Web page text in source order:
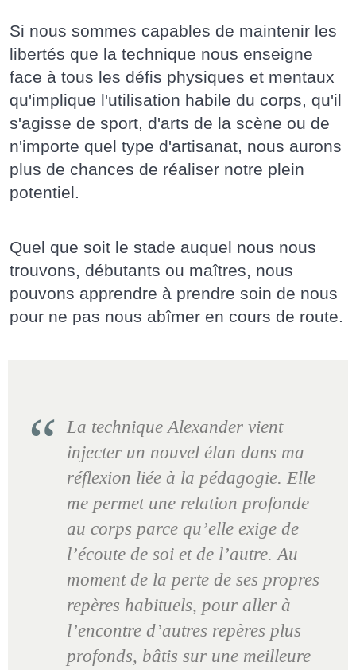
Si nous sommes capables de maintenir les
libertés que la technique nous enseigne
face à tous les défis physiques et mentaux
qu'implique l'utilisation habile du corps, qu'il
s'agisse de sport, d'arts de la scène ou de
n'importe quel type d'artisanat, nous aurons
plus de chances de réaliser notre plein
potentiel.
Quel que soit le stade auquel nous nous
trouvons, débutants ou maîtres, nous
pouvons apprendre à prendre soin de nous
pour ne pas nous abîmer en cours de route.
La technique Alexander vient
injecter un nouvel élan dans ma
réflexion liée à la pédagogie. Elle
me permet une relation profonde
au corps parce qu’elle exige de
l’écoute de soi et de l’autre. Au
moment de la perte de ses propres
repères habituels, pour aller à
l’encontre d’autres repères plus
profonds, bâtis sur une meilleure